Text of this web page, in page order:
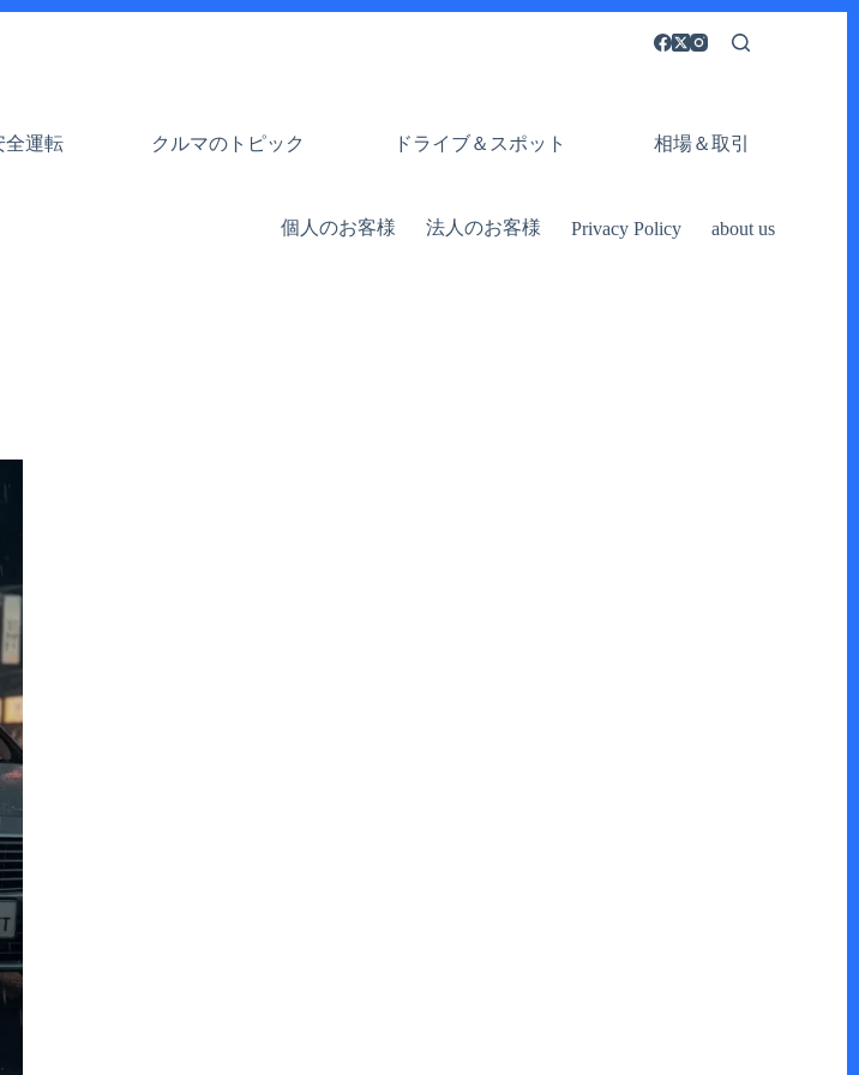
全運転 クルマのトピック ドライブ＆スポット 相場＆取引
個人のお客様 法人のお客様 Privacy Policy
about us